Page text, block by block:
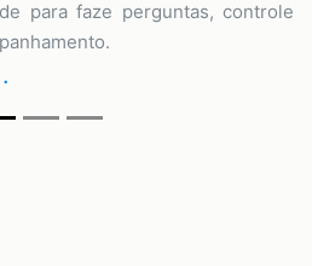
para faze perguntas, controle